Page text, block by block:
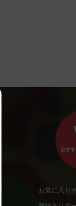
おす
お気に入り